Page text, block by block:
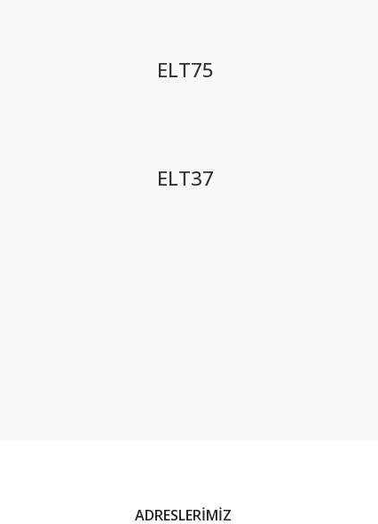
ELT75
ELT37
ADRESLERİMİZ